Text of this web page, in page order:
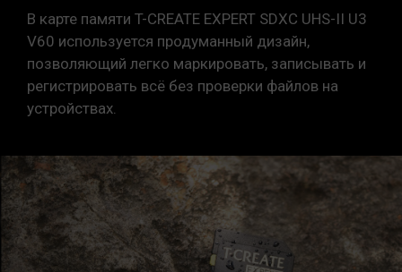
В карте памяти T-CREATE EXPERT SDXC UHS-II U3
V60 используется продуманный дизайн,
позволяющий легко маркировать, записывать и
регистрировать всё без проверки файлов на
устройствах.